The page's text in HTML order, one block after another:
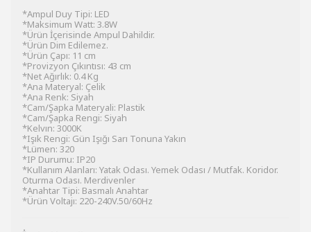
*Ampul Duy Tipi: LED
*Maksimum Watt: 3.8W
*Ürün İçerisinde Ampul Dahildir.
*Ürün Dim Edilemez.
*Ürün Çapı: 11 cm
*Provizyon Çıkıntısı: 43 cm
*Net Ağırlık: 0.4 Kg
*Ana Materyal: Çelik
*Ana Renk: Siyah
*Cam/Şapka Materyali: Plastik
*Cam/Şapka Rengi: Siyah
*Kelvın: 3000K
*Işık Rengi: Gün Işığı Sarı Tonuna Yakın
*Lümen: 320
*IP Durumu: IP20
*Kullanım Alanları: Yatak Odası. Yemek Odası / Mutfak. Koridor.
Oturma Odası. Merdivenler
*Anahtar Tipi: Basmalı Anahtar
*Ürün Voltajı: 220-240V.50/60Hz